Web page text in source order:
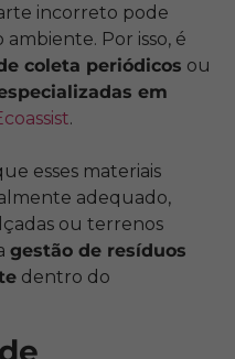
incorreto pode
ambiente. Por isso, é
coleta periódicos ou
em
.
esses materiais
adequado,
ou terrenos
gestão de resíduos
dentro do